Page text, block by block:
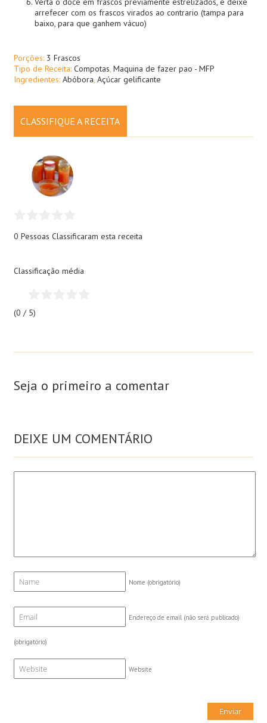
arrefecer com os frascos virados ao contrario (tampa para
baixo, para que ganhem vácuo)
Porções: 3 Frascos
Tipo de Receita: Compotas, Maquina de fazer pao - MFP
Ingredientes: Abóbora, Açúcar gelificante
CLASSIFIQUE A RECEITA
0 Pessoas Classificaram esta receita
Classificação média
(0 / 5)
Seja o primeiro a comentar
DEIXE UM COMENTÁRIO
Nome (obrigatório)
Endereço de email (não será publicado)
(obrigatório)
Website